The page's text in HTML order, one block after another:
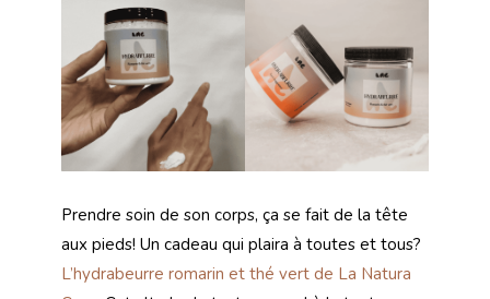
Prendre soin de son corps, ça se fait de la tête
aux pieds! Un cadeau qui plaira à toutes et tous?
L’hydrabeurre romarin et thé vert de La Natura